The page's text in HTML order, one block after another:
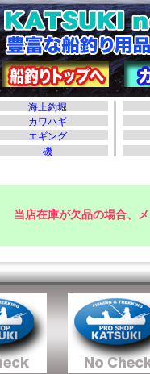
当店在庫が欠品の場合、